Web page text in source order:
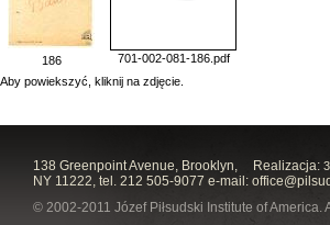
186
701-002-081-186.pdf
Aby powiekszyć, kliknij na zdjęcie.
Realizacja:
138 Greenpoint Avenue, Brooklyn,
NY 11222, tel. 212 505-9077 e-mail:
© 2002-2011 Józef Piłsudski Institute of America.